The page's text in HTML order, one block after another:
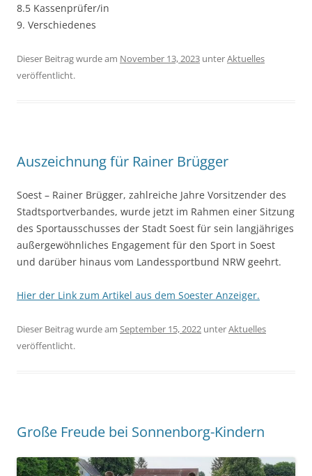
8.5 Kassenprüfer/in
9. Verschiedenes
Dieser Beitrag wurde am November 13, 2023 unterAktuelles
veröffentlicht.
Auszeichnung für Rainer Brügger
Soest – Rainer Brügger, zahlreiche Jahre Vorsitzender des
Stadtsportverbandes, wurde jetzt im Rahmen einer Sitzung
des Sportausschusses der Stadt Soest für sein langjähriges
außergewöhnliches Engagement für den Sport in Soest
und darüber hinaus vom Landessportbund NRW geehrt.
Hier der Link zum Artikel aus dem Soester Anzeiger.
Dieser Beitrag wurde am September 15, 2022 unterAktuelles
veröffentlicht.
Große Freude bei Sonnenborg-Kindern